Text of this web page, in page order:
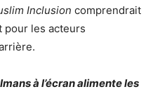
Inclusion comprendrait
pour les acteurs
à l’écran alimente les